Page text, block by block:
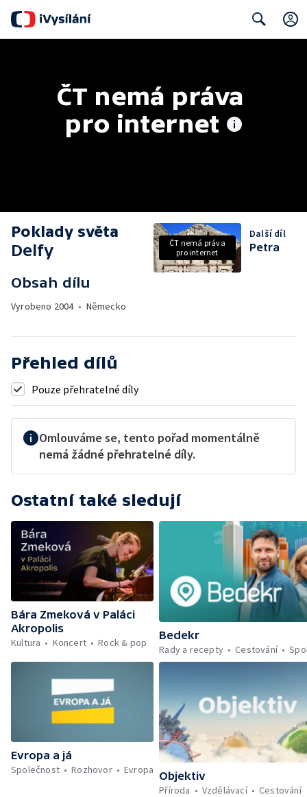
ČT nemá práva
pro internet
Poklady světa
Delfy
Obsah dílu
Vyrobeno 2004• Německo
ČT nemá práva
pro internet
Další díl
Petra
Přehled dílů
Pouze přehratelné díly
Omlouváme se, tento pořad momentálně
nemá žádné přehratelné díly.
Ostatní také sledují
Bára Zmeková v Paláci
Akropolis
Kultura
Koncert Rock & pop
Bedekr
Rady a recepty
Cestování
Evropa a já
Společnost
Rozhovor Evropa Objektiv
Příroda
Vzdělávací Cestování